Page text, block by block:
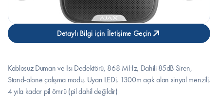
Detaylı Bilgi için İletişime Geçin
Kablosuz Duman ve Isı Dedektörü, 868 MHz, Dahili 85dB Siren,
Stand-alone çalışma modu, Uyarı LEDi, 1300m açık alan sinyal menzili,
4 yıla kadar pil ömrü (pil dahil değildir)